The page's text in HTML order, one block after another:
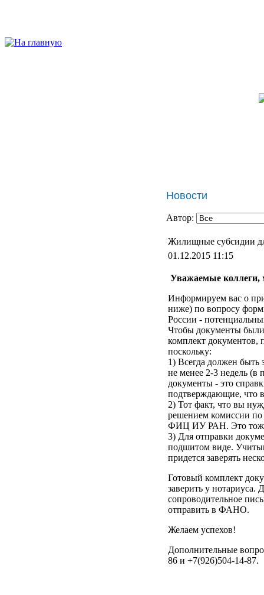
Новости
Автор:
Жилищные субсидии
01.12.2015 11:15
Уважаемые
Информируем вас о
ниже) по вопросу
России -
Чтобы документы
комплект
поскольку:
1) Всегда должен быть
не менее 2-3 недель (в
документы - это
подтверждающие, что
2) Тот факт, что вы
решением комиссии
ФИЦ ИУ РАН. Это тоже
3) Для отправки
подшитом виде.
придется заверять
Готовый комплект
заверить у нотариуса.
сопроводительное
отправить в ФАНО.
Желаем успехов!
Дополнительные
86 и +7(926)504-14-87.